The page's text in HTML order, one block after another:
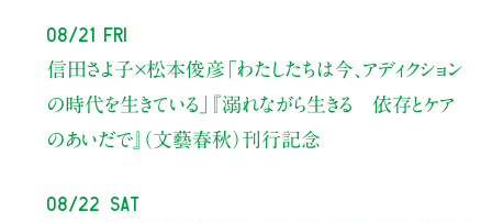
08/21 Fri
信田さよ子×松本俊彦 「わたしたちは今、アディクション
の時代を生きている」
『溺れながら生きる 依存とケア
のあいだで』（文藝春秋）刊行記念
08/22 Sat